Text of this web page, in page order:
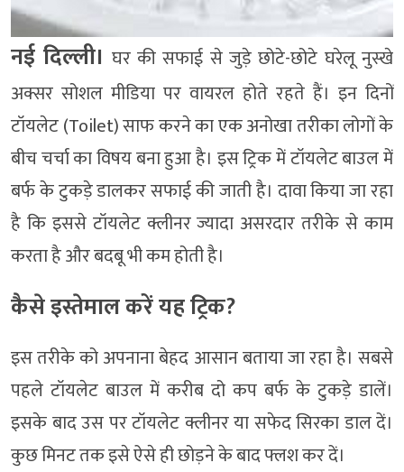
नई दिल्ली। घर की सफाई से जुड़े छोटे-छोटे घरेलू नुस्खे
अक्सर सोशल मीडिया पर वायरल होते रहते हैं। इन दिनों
टॉयलेट (Toilet) साफ करने का एक अनोखा तरीका लोगों के
बीच चर्चा का विषय बना हुआ है। इस ट्रिक में टॉयलेट बाउल में
बर्फ के टुकड़े डालकर सफाई की जाती है। दावा किया जा रहा
है कि इससे टॉयलेट क्लीनर ज्यादा असरदार तरीके से काम
करता है और बदबू भी कम होती है।
कैसे इस्तेमाल करें यह ट्रिक?
इस तरीके को अपनाना बेहद आसान बताया जा रहा है। सबसे
पहले टॉयलेट बाउल में करीब दो कप बर्फ के टुकड़े डालें।
इसके बाद उस पर टॉयलेट क्लीनर या सफेद सिरका डाल दें।
कुछ मिनट तक इसे ऐसे ही छोड़ने के बाद फ्लश कर दें।